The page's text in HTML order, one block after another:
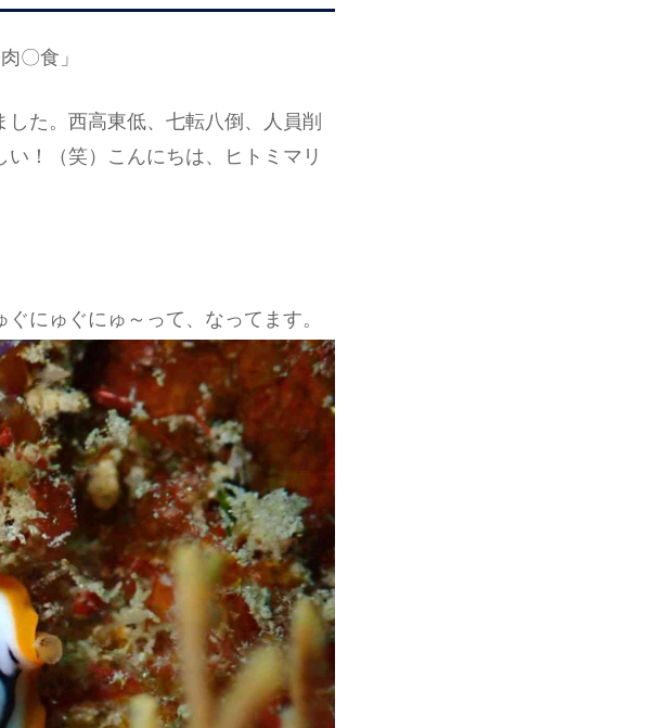
〇食」
た。西高東低、七転八倒、人員削
！（笑）こんにちは、ヒトミマリ
にゅぐにゅ～って、なってます。